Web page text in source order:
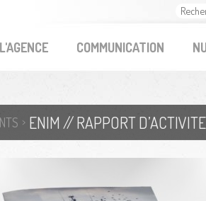
L'AGENCE COMMUNICATION
ENIM // RAPPORT